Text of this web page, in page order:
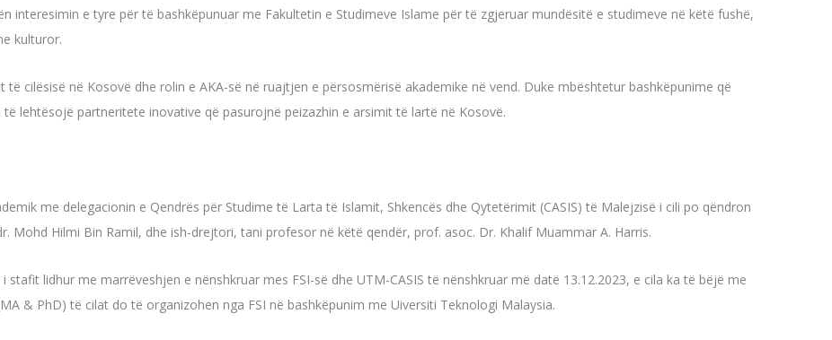
interesimin e tyre për të bashkëpunuar me Fakultetin e Studimeve Islame për të zgjeruar mundësitë e studimeve në këtë fushë,
kulturor.
cilësisë në Kosovë dhe rolin e AKA-së në ruajtjen e përsosmërisë akademike në vend. Duke mbështetur bashkëpunime që
lehtësojë partneritete inovative që pasurojnë peizazhin e arsimit të lartë në Kosovë.
me delegacionin e Qendrës për Studime të Larta të Islamit, Shkencës dhe Qytetërimit (CASIS) të Malejzisë i cili po qëndron
Mohd Hilmi Bin Ramil, dhe ish-drejtori, tani profesor në këtë qendër, prof. asoc. Dr. Khalif Muammar A. Harris.
lidhur me marrëveshjen e nënshkruar mes FSI-së dhe UTM-CASIS të nënshkruar më datë 13.12.2023, e cila ka të bëjë me
& PhD) të cilat do të organizohen nga FSI në bashkëpunim me Uiversiti Teknologi Malaysia.